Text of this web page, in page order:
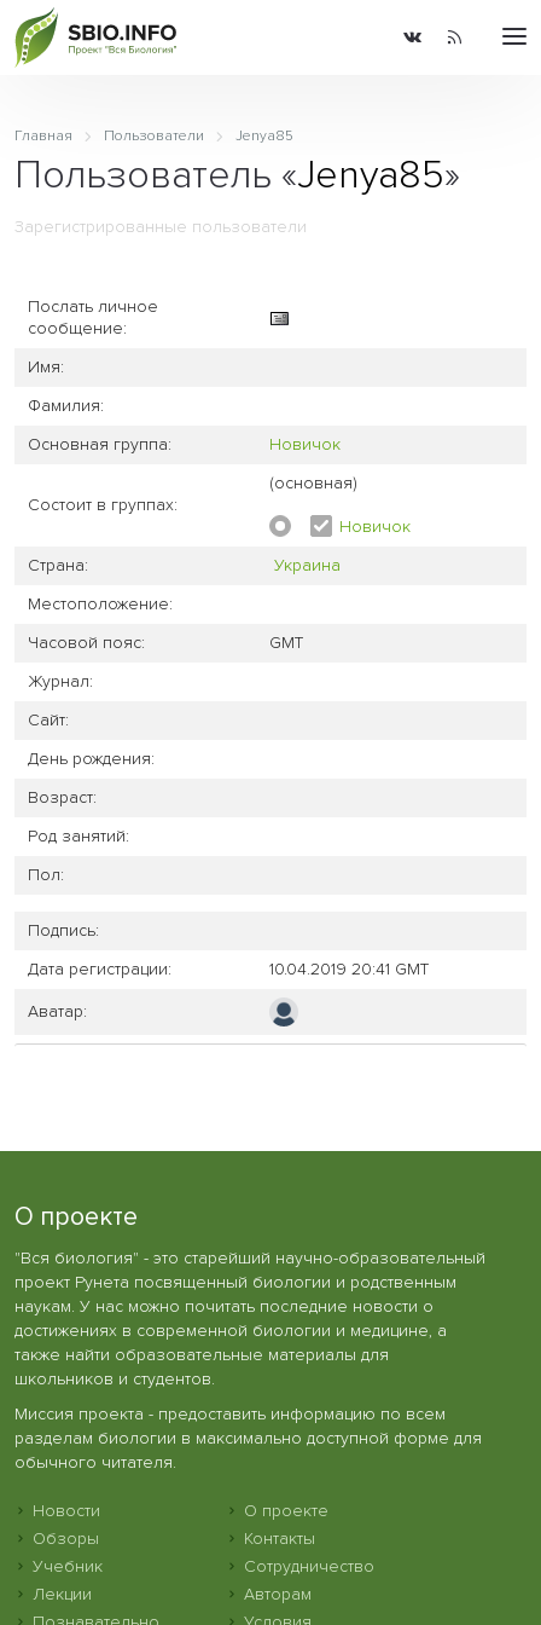
Главная Пользователи Jenya85
Пользователь «Jenya85»
Зарегистрированные пользователи
Послать личное
сообщение:
Имя:
Фамилия:
Основная группа:
Новичок
Состоит в группах:
(основная)
Новичок
Страна:
Украина
Местоположение:
Часовой пояс:
GMT
Журнал:
Сайт:
День рождения:
Возраст:
Род занятий:
Пол:
Подпись:
Дата регистрации:
10.04.2019 20:41 GMT
Аватар:
О проекте
"Вся биология" - это старейший научно-образовательный
проект Рунета посвященный биологии и родственным
наукам. У нас можно почитать последние новости о
достижениях в современной биологии и медицине, а
также найти образовательные материалы для
школьников и студентов.
Миссия проекта - предоставить информацию по всем
разделам биологии в максимально доступной форме для
обычного читателя.
Новости
Обзоры
Учебник
Лекции
О проекте
Контакты
Сотрудничество
Авторам